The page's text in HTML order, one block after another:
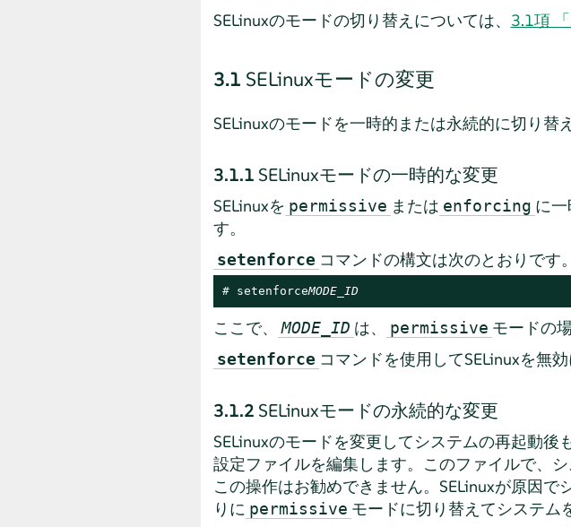
SELinuxのモードの切り替えについては、 3.1項
3.1 SELinuxモードの変更
SELinuxのモードを一時的または永続的に切り替
3.1.1 SELinuxモードの一時的な変更
SELinuxを permissive または enforcing に一
す。
setenforce コマンドの構文は次のとおりです。
# setenforceMODE_ID
ここで、 MODE_ID は、 permissive モードの
setenforce コマンドを使用してSELinuxを無
3.1.2 SELinuxモードの永続的な変更
SELinuxのモードを変更してシステムの再起動後
設定ファイルを編集します。このファイルで、
この操作はお勧めできません。SELinuxが原因
りに permissive モードに切り替えてシステム